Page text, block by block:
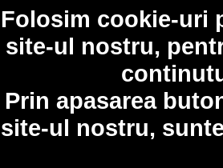
Folosim cookie-uri
site-ul nostru,
Prin apasarea
site-ul nostru,